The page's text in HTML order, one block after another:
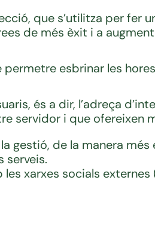
que s’utilitza per fer
de més èxit i a
esbrinar les
és a dir, l’adreça
servidor i que ofereixen
gestió, de la manera
serveis.
xarxes socials